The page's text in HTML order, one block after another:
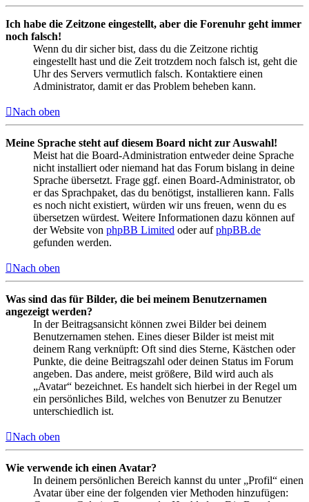
Ich habe die Zeitzone eingestellt, aber die Forenuhr geht immer
noch falsch!
Wenn du dir sicher bist, dass du die Zeitzone richtig
eingestellt hast und die Zeit trotzdem noch falsch ist, geht die
Uhr des Servers vermutlich falsch. Kontaktiere einen
Administrator, damit er das Problem beheben kann.
Nach oben
Meine Sprache steht auf diesem Board nicht zur Auswahl!
Meist hat die Board-Administration entweder deine Sprache
nicht installiert oder niemand hat das Forum bislang in deine
Sprache übersetzt. Frage ggf. einen Board-Administrator, ob
er das Sprachpaket, das du benötigst, installieren kann. Falls
es noch nicht existiert, würden wir uns freuen, wenn du es
übersetzen würdest. Weitere Informationen dazu können auf
der Website von phpBB Limited oder aufphpBB.de
gefunden werden.
Nach oben
Was sind das für Bilder, die bei meinem Benutzernamen
angezeigt werden?
In der Beitragsansicht können zwei Bilder bei deinem
Benutzernamen stehen. Eines dieser Bilder ist meist mit
deinem Rang verknüpft: Oft sind dies Sterne, Kästchen oder
Punkte, die deine Beitragszahl oder deinen Status im Forum
angeben. Das andere, meist größere, Bild wird auch als
„Avatar“ bezeichnet. Es handelt sich hierbei in der Regel um
ein persönliches Bild, welches von Benutzer zu Benutzer
unterschiedlich ist.
Nach oben
Wie verwende ich einen Avatar?
In deinem persönlichen Bereich kannst du unter „Profil“ einen
Avatar über eine der folgenden vier Methoden hinzufügen: